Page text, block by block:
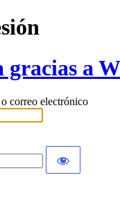
gracias a
correo electrónico